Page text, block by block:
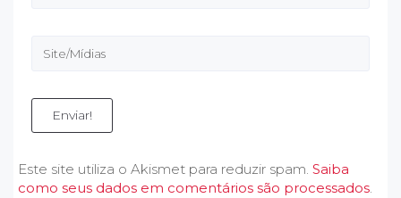
Enviar!
Este site utiliza o Akismet para reduzir spam. Saiba
como seus dados em comentários são processados.